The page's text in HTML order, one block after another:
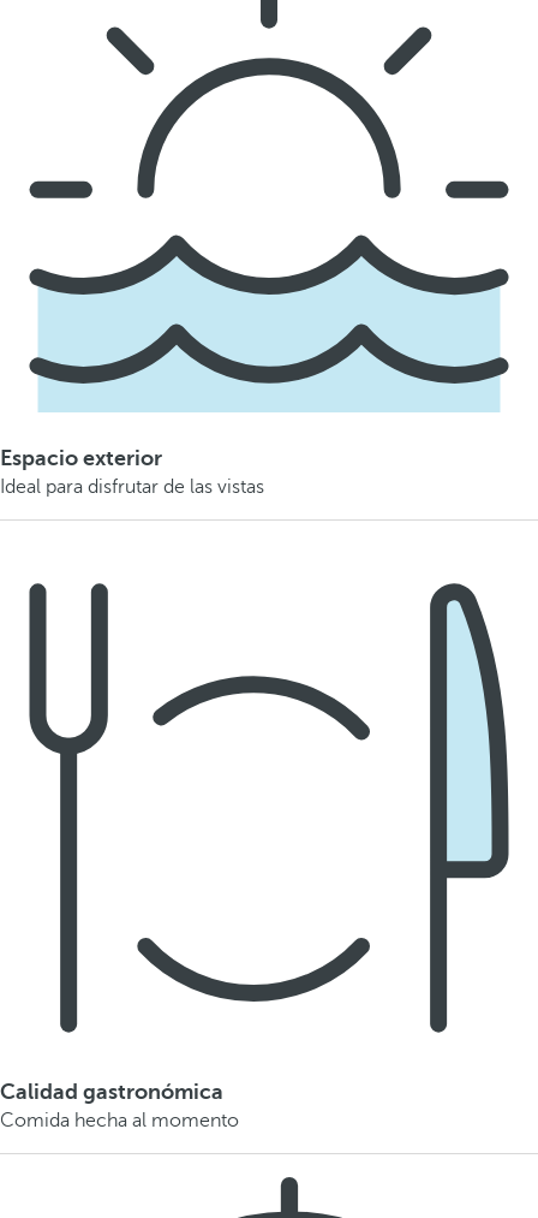
Espacio exterior
Ideal para disfrutar de las vistas
Calidad gastronómica
Comida hecha al momento